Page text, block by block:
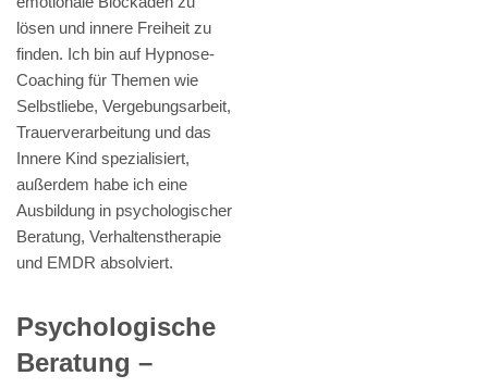
lösen und innere Freiheit zu
finden. Ich bin auf Hypnose-
Coaching für Themen wie
Selbstliebe, Vergebungsarbeit,
Trauerverarbeitung und das
Innere Kind spezialisiert,
außerdem habe ich eine
Ausbildung in psychologischer
Beratung, Verhaltenstherapie
und EMDR absolviert.
Psychologische
Beratung –